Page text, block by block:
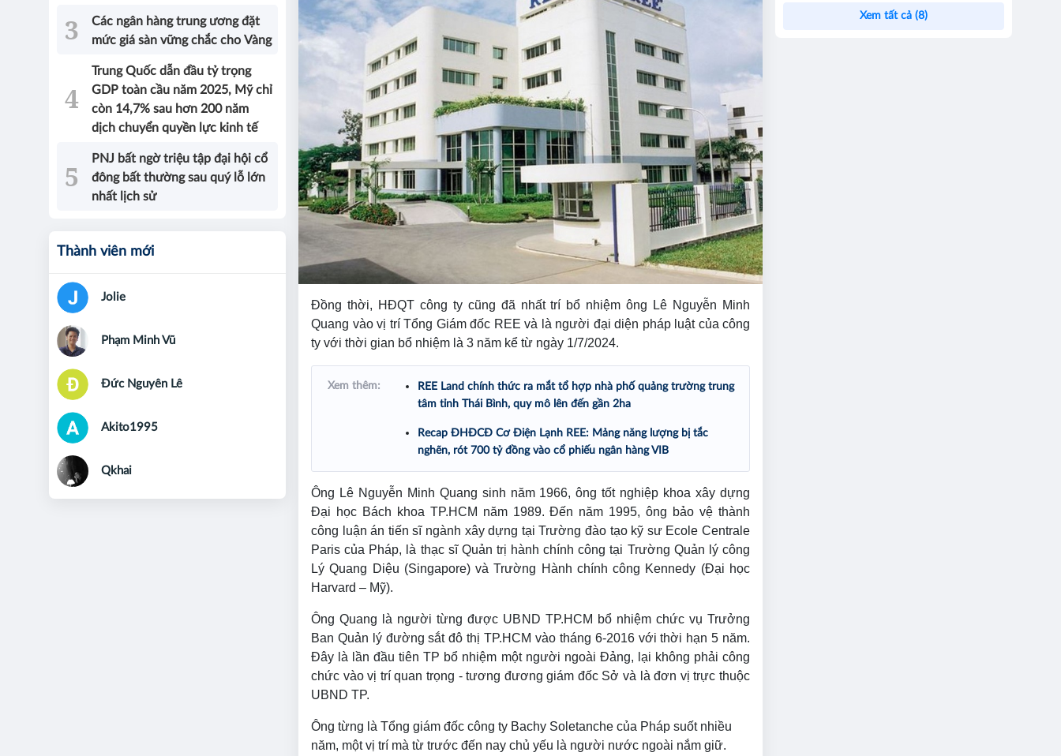
Đồng thời, HĐQT công ty cũng đã nhất trí bổ nhiệm ông Lê Nguyễn Minh
Quang vào vị trí Tổng Giám đốc REE và là người đại diện pháp luật của công
ty với thời gian bổ nhiệm là 3 năm kể từ ngày 1/7/2024.
Xem thêm:
REE Land chính thức ra mắt tổ hợp nhà phố quảng trường trung
tâm tỉnh Thái Bình, quy mô lên đến gần 2ha
Recap ĐHĐCĐ Cơ Điện Lạnh REE: Mảng năng lượng bị tắc
nghẽn, rót 700 tỷ đồng vào cổ phiếu ngân hàng VIB
Ông Lê Nguyễn Minh Quang sinh năm 1966, ông tốt nghiệp khoa xây dựng
Đại học Bách khoa TP.HCM năm 1989. Đến năm 1995, ông bảo vệ thành
công luận án tiến sĩ ngành xây dựng tại Trường đào tạo kỹ sư Ecole Centrale
Paris của Pháp, là thạc sĩ Quản trị hành chính công tại Trường Quản lý công
Lý Quang Diệu (Singapore) và Trường Hành chính công Kennedy (Đại học
Harvard – Mỹ).
Ông Quang là người từng được UBND TP.HCM bổ nhiệm chức vụ Trưởng
Ban Quản lý đường sắt đô thị TP.HCM vào tháng 6-2016 với thời hạn 5 năm.
Đây là lần đầu tiên TP bổ nhiệm một người ngoài Đảng, lại không phải công
chức vào vị trí quan trọng - tương đương giám đốc Sở và là đơn vị trực thuộc
UBND TP.
Ông từng là Tổng giám đốc công ty Bachy Soletanche của Pháp suốt nhiều
năm, một vị trí mà từ trước đến nay chủ yếu là người nước ngoài nắm giữ.
Các ngân hàng trung ương đặt
mức giá sàn vững chắc cho Vàng
Trung Quốc dẫn đầu tỷ trọng
GDP toàn cầu năm 2025, Mỹ chỉ
còn 14,7% sau hơn 200 năm
dịch chuyển quyền lực kinh tế
PNJ bất ngờ triệu tập đại hội cổ
đông bất thường sau quý lỗ lớn
nhất lịch sử
Thành viên mới
Jolie
Phạm Minh Vũ
Đức Nguyên Lê
Akito1995
Qkhai
Xem tất cả (8)